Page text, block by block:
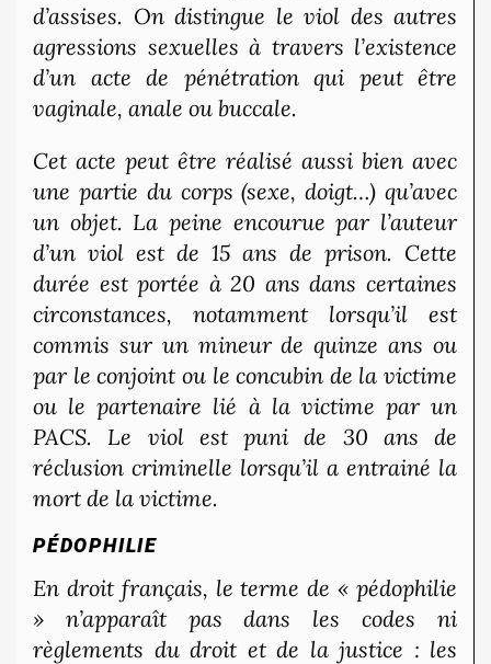
d’assises. On distingue le viol des autres
agressions sexuelles à travers l’existence
d’un acte de pénétration qui peut être
vaginale, anale ou buccale.
Cet acte peut être réalisé aussi bien avec
une partie du corps (sexe, doigt…) qu’avec
un objet. La peine encourue par l’auteur
d’un viol est de 15 ans de prison. Cette
durée est portée à 20 ans dans certaines
circonstances, notamment lorsqu’il est
commis sur un mineur de quinze ans ou
par le conjoint ou le concubin de la victime
ou le partenaire lié à la victime par un
PACS. Le viol est puni de 30 ans de
réclusion criminelle lorsqu’il a entrainé la
mort de la victime.
PÉDOPHILIE
En droit français, le terme de « pédophilie
» n’apparaît pas dans les codes ni
règlements du droit et de la justice : les